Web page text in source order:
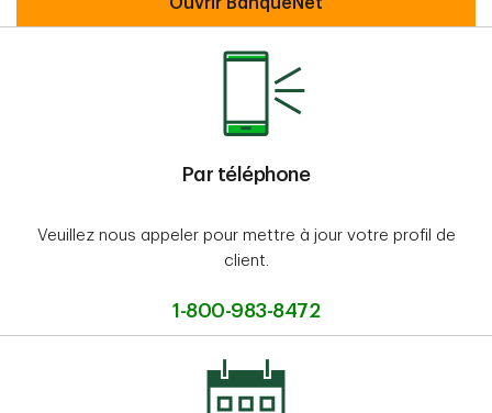
Par téléphone
Veuillez nous appeler pour mettre à jour votre profil de
client.
1-800-983-8472